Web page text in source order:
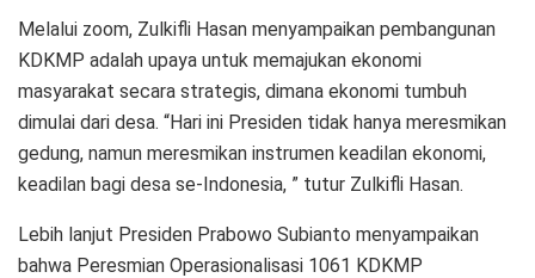
Melalui zoom, Zulkifli Hasan menyampaikan pembangunan
KDKMP adalah upaya untuk memajukan ekonomi
masyarakat secara strategis, dimana ekonomi tumbuh
dimulai dari desa. “Hari ini Presiden tidak hanya meresmikan
gedung, namun meresmikan instrumen keadilan ekonomi,
keadilan bagi desa se-Indonesia, ” tutur Zulkifli Hasan.
Lebih lanjut Presiden Prabowo Subianto menyampaikan
bahwa Peresmian Operasionalisasi 1061 KDKMP